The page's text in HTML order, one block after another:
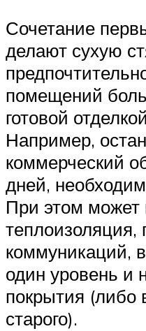
Сочетание
делают сухую
помещений
готовой
Например,
коммерческий
дней,
При этом может
теплоизоляция,
коммуникаций,
один уровень и
покрытия (либо
старого).